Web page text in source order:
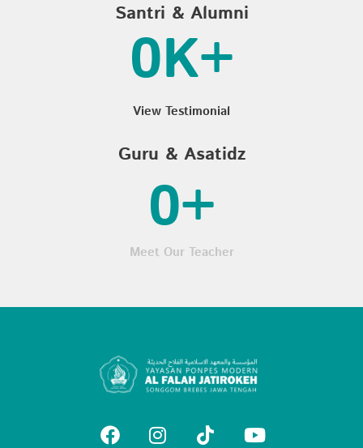
Santri & Alumni
0K+
View Testimonial
Guru & Asatidz
0+
Meet Our Teacher